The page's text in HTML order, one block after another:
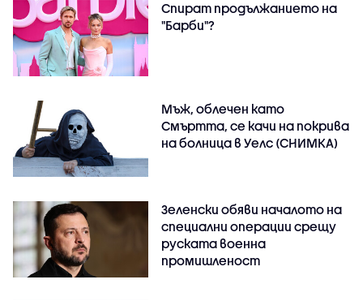
Спират продължанието на
"Барби"?
Мъж, облечен като
Смъртта, се качи на покрива
на болница в Уелс (СНИМКА)
Зеленски обяви началото на
специални операции срещу
руската военна
промишленост